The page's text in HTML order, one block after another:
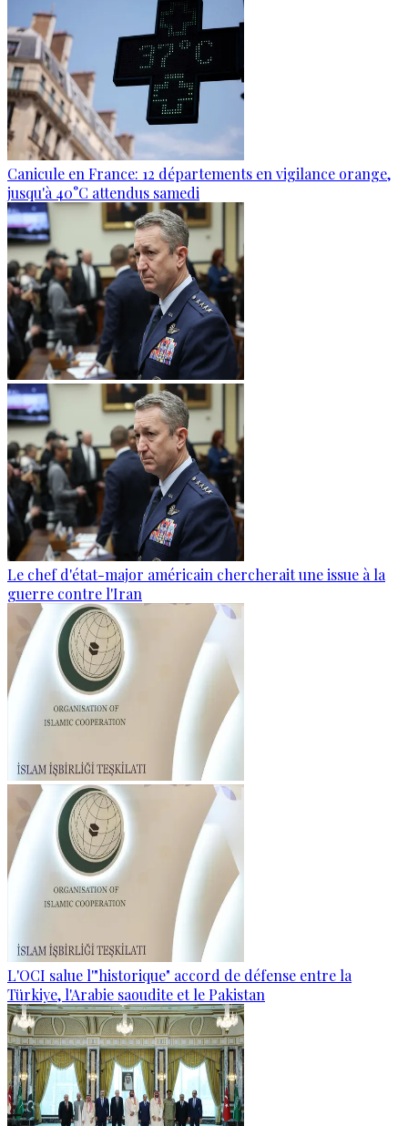
Canicule en France: 12 départements en vigilance orange,
jusqu'à 40°C attendus samedi
Le chef d'état-major américain chercherait une issue à la
guerre contre l'Iran
L'OCI salue l'"historique" accord de défense entre la
Türkiye, l'Arabie saoudite et le Pakistan